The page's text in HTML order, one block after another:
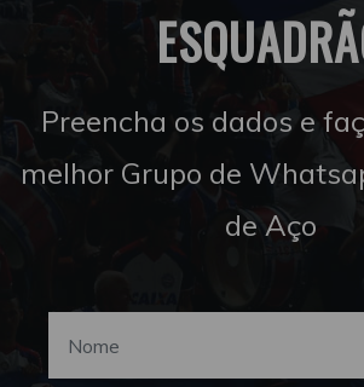
Preencha os dados e
melhor Grupo de
de Aço